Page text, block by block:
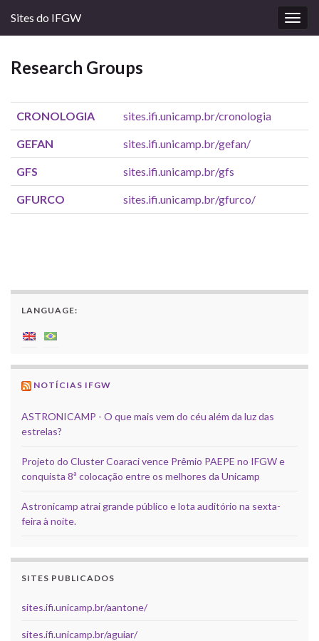
Sites do IFGW
Research Groups
CRONOLOGIA sites.ifi.unicamp.br/cronologia
GEFAN sites.ifi.unicamp.br/gefan/
GFS sites.ifi.unicamp.br/gfs
GFURCO sites.ifi.unicamp.br/gfurco/
LANGUAGE:
NOTÍCIAS IFGW
ASTRONICAMP - O que mais vem do céu além da luz das
estrelas?
Projeto do Cluster Coaraci vence Prêmio PAEPE no IFGW e
conquista 8ª colocação entre os melhores da Unicamp
Astronicamp atrai grande público e lota auditório na sexta-
feira à noite.
SITES PUBLICADOS
sites.ifi.unicamp.br/aantone/
sites.ifi.unicamp.br/aguiar/